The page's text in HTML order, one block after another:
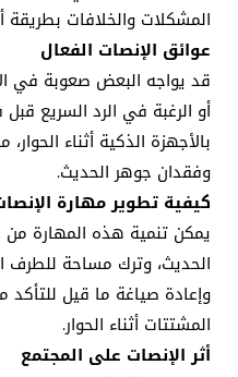
المشكلات والخلافات بطريقة
عوائق الإنصات الفعال
قد يواجه البعض صعوبة في
أو الرغبة في الرد السريع
بالأجهزة الذكية أثناء
وفقدان جوهر الحديث.
كيفية تطوير مهارة
يمكن تنمية هذه المهارة من
الحديث، وترك مساحة للطرف
وإعادة صياغة ما قيل للتأكد
المشتتات أثناء الحوار.
أثر الإنصات على المجتمع